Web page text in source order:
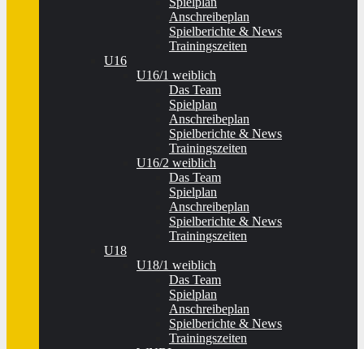
Anschreibeplan
Spielberichte & News
Trainingszeiten
U16
U16/1 weiblich
Das Team
Spielplan
Anschreibeplan
Spielberichte & News
Trainingszeiten
U16/2 weiblich
Das Team
Spielplan
Anschreibeplan
Spielberichte & News
Trainingszeiten
U18
U18/1 weiblich
Das Team
Spielplan
Anschreibeplan
Spielberichte & News
Trainingszeiten